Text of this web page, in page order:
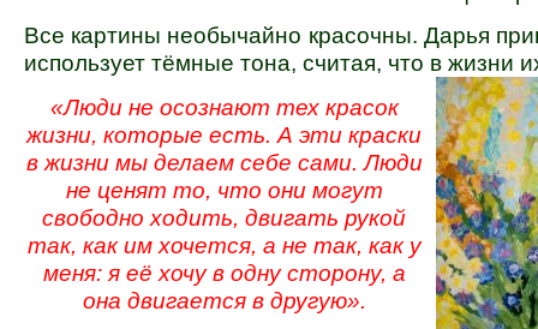
Все картины необычайно красочны. Дарья
использует тёмные тона, считая, что в жизни
«Люди не осознают тех красок
жизни, которые есть. А эти краски
в жизни мы делаем себе сами. Люди
не ценят то, что они могут
свободно ходить, двигать рукой
так, как им хочется, а не так, как у
меня: я её хочу в одну сторону, а
она двигается в другую».